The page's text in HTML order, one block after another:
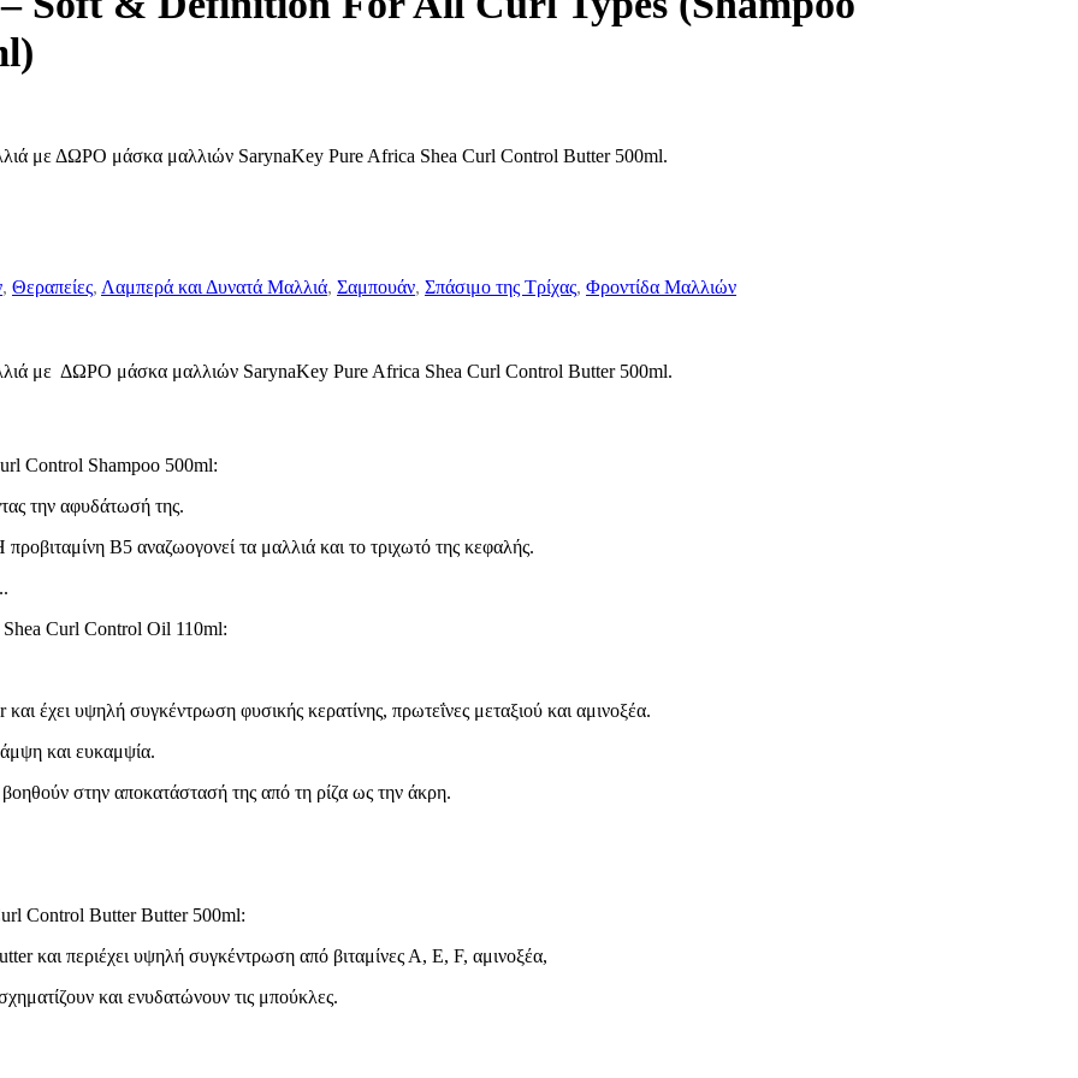
με ΔΩΡΟ μάσκα μαλλιών SarynaKey Pure Africa Shea Curl Control Butter 500ml.
, Θεραπείες, Λαμπερά και Δυνατά Μαλλιά, Σαμπουάν, Σπάσιμο της Τρίχας, Φροντίδα Μαλλιών
με ΔΩΡΟ μάσκα μαλλιών SarynaKey Pure Africa Shea Curl Control Butter 500ml.
Control Shampoo 500ml:
την αφυδάτωσή της.
Β5 αναζωογονεί τα μαλλιά και το τριχωτό της κεφαλής.
Curl Control Oil 110ml:
έχει υψηλή συγκέντρωση φυσικής κερατίνης, πρωτεΐνες μεταξιού και αμινοξέα.
και ευκαμψία.
βοηθούν στην αποκατάστασή της από τη ρίζα ως την άκρη.
Control Butter Butter 500ml:
και περιέχει υψηλή συγκέντρωση από βιταμίνες Α, Ε, F, αμινoξέα,
και ενυδατώνουν τις μπούκλες.